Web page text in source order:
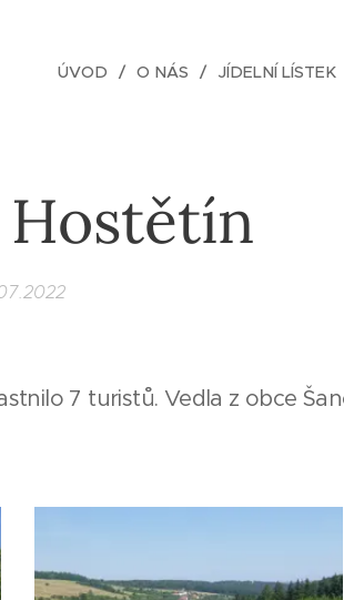
ÚVOD O NÁS JÍDELNÍ LÍSTEK
Hostětín
7 turistů. Vedla z obce